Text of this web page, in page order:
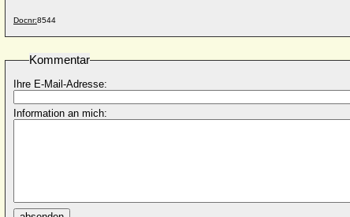
Docnr:8544
Kommentar
Ihre E-Mail-Adresse:
Information an mich: